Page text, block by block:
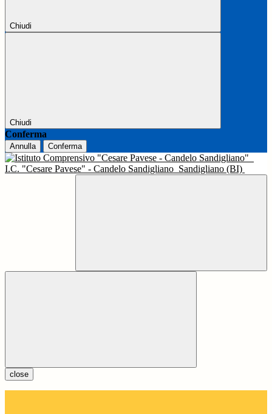
Chiudi
Chiudi
Conferma
Annulla Conferma
I.C. "Cesare Pavese" - Candelo Sandigliano Sandigliano (BI)
close